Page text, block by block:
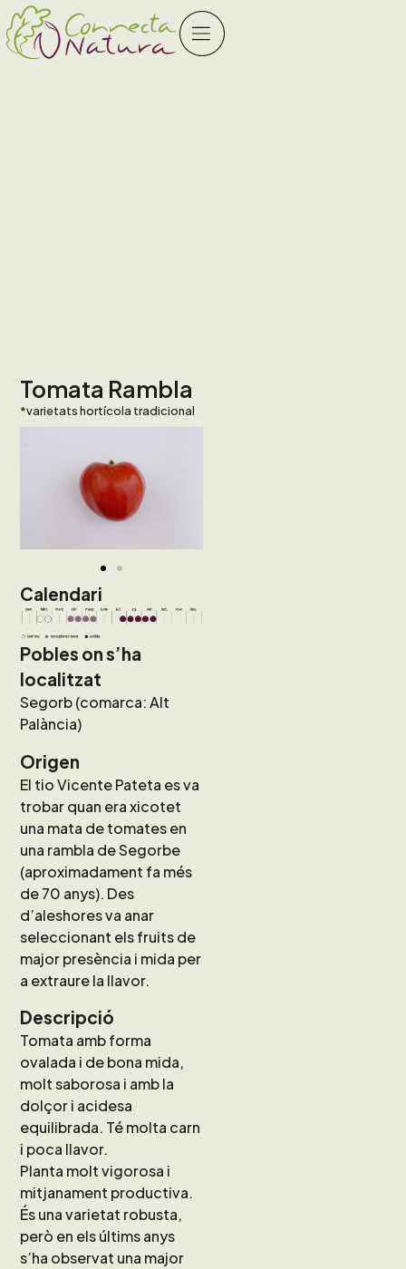
Tomata Rambla
*varietats hortícola tradicional
Calendari
Pobles on s’ha
localitzat
Segorb (comarca: Alt
Palància)
Origen
El tio Vicente Pateta es va
trobar quan era xicotet
una mata de tomates en
una rambla de Segorbe
(aproximadament fa més
de 70 anys). Des
d’aleshores va anar
seleccionant els fruits de
major presència i mida per
a extraure la llavor.
Descripció
Tomata amb forma
ovalada i de bona mida,
molt saborosa i amb la
dolçor i acidesa
equilibrada. Té molta carn
i poca llavor.
Planta molt vigorosa i
mitjanament productiva.
És una varietat robusta,
però en els últims anys
s’ha observat una major